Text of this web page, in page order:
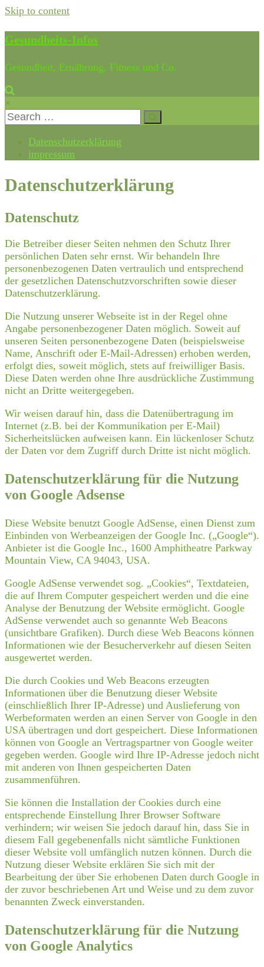
Skip to content
Gesundheits-Infos
Gesundheit, Ernährung, Fitness und Co.
×
Datenschutzerklärung
impressum
Datenschutzerklärung
Datenschutz
Die Betreiber dieser Seiten nehmen den Schutz Ihrer
persönlichen Daten sehr ernst. Wir behandeln Ihre
personenbezogenen Daten vertraulich und entsprechend
der gesetzlichen Datenschutzvorschriften sowie dieser
Datenschutzerklärung.
Die Nutzung unserer Webseite ist in der Regel ohne
Angabe personenbezogener Daten möglich. Soweit auf
unseren Seiten personenbezogene Daten (beispielsweise
Name, Anschrift oder E-Mail-Adressen) erhoben werden,
erfolgt dies, soweit möglich, stets auf freiwilliger Basis.
Diese Daten werden ohne Ihre ausdrückliche Zustimmung
nicht an Dritte weitergegeben.
Wir weisen darauf hin, dass die Datenübertragung im
Internet (z.B. bei der Kommunikation per E-Mail)
Sicherheitslücken aufweisen kann. Ein lückenloser Schutz
der Daten vor dem Zugriff durch Dritte ist nicht möglich.
Datenschutzerklärung für die Nutzung
von Google Adsense
Diese Website benutzt Google AdSense, einen Dienst zum
Einbinden von Werbeanzeigen der Google Inc. („Google“).
Anbieter ist die Google Inc., 1600 Amphitheatre Parkway
Mountain View, CA 94043, USA.
Google AdSense verwendet sog. „Cookies“, Textdateien,
die auf Ihrem Computer gespeichert werden und die eine
Analyse der Benutzung der Website ermöglicht. Google
AdSense verwendet auch so genannte Web Beacons
(unsichtbare Grafiken). Durch diese Web Beacons können
Informationen wie der Besucherverkehr auf diesen Seiten
ausgewertet werden.
Die durch Cookies und Web Beacons erzeugten
Informationen über die Benutzung dieser Website
(einschließlich Ihrer IP-Adresse) und Auslieferung von
Werbeformaten werden an einen Server von Google in den
USA übertragen und dort gespeichert. Diese Informationen
können von Google an Vertragspartner von Google weiter
gegeben werden. Google wird Ihre IP-Adresse jedoch nicht
mit anderen von Ihnen gespeicherten Daten
zusammenführen.
Sie können die Installation der Cookies durch eine
entsprechende Einstellung Ihrer Browser Software
verhindern; wir weisen Sie jedoch darauf hin, dass Sie in
diesem Fall gegebenenfalls nicht sämtliche Funktionen
dieser Website voll umfänglich nutzen können. Durch die
Nutzung dieser Website erklären Sie sich mit der
Bearbeitung der über Sie erhobenen Daten durch Google in
der zuvor beschriebenen Art und Weise und zu dem zuvor
benannten Zweck einverstanden.
Datenschutzerklärung für die Nutzung
von Google Analytics